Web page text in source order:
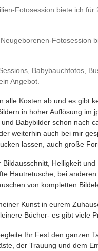
Fotosession biete ich
Fotosession
Babybauchfotos,
Angebot.
alle Kosten ab und es gibt
in hoher Auflösung im
Babybilder schon nach
weiterhin auch bei mir
lassen, auch große
Helligkeit
Hautretusche, bei
von kompletten
Kunst in eurem
Bücher- es gibt viele
Ihr Fest den ganzen
der Trauung und dem